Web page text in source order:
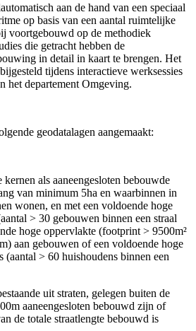
aan de hand van een speciaal
op basis van een aantal ruimtelijke
voortgebouwd op de methodiek
die getracht hebben de
in detail in kaart te brengen. Het
tijdens interactieve werksessies
het departement Omgeving.
geodatalagen aangemaakt:
als aaneengesloten bebouwde
van minimum 5ha en waarbinnen in
wonen, en met een voldoende hoge
> 30 gebouwen binnen een straal
hoge oppervlakte (footprint > 9500m²
aan gebouwen of een voldoende hoge
(aantal > 60 huishoudens binnen een
uit straten, gelegen buiten de
aaneengesloten bebouwd zijn of
de totale straatlengte bebouwd is